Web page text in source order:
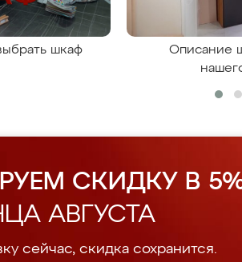
шкаф
Описание
СКИДКУ В
АВГУСТА
сейчас, скидка сохранится.